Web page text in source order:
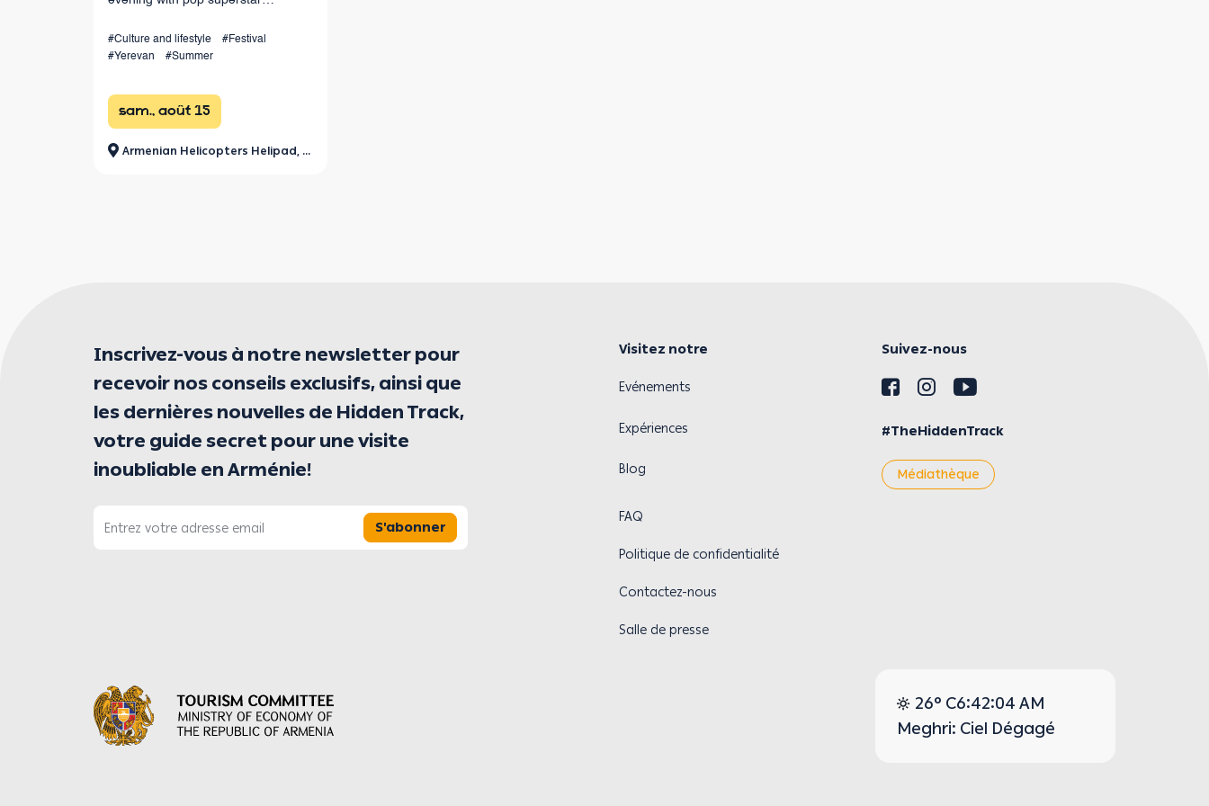
hits, spectacular choreography, live
sound, and dazzling light effects
Armenia
#Culture and lifestyle
#Festival
#Yerevan
#Summer
sam., août 15
Armenian Helicopters Helipad, Jrvezh Park
Inscrivez-vous à notre newsletter pour
recevoir nos conseils exclusifs, ainsi que
les dernières nouvelles de Hidden Track,
votre guide secret pour une visite
inoubliable en Arménie!
S'abonner
Visitez notre Suivez-nous
Evénements
Expériences #TheHiddenTrack
Blog Médiathèque
FAQ
Politique de confidentialité
Contactez-nous
Salle de presse
26° C6:42:05 AM
Meghri: Ciel Dégagé